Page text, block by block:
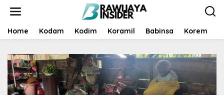
t
Home Kodam Kodim Koramil Babinsa Korem